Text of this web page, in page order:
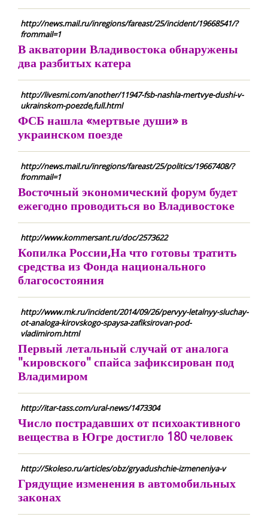
http://news.mail.ru/inregions/fareast/25/incident/19668541/?
frommail=1
В акватории Владивостока обнаружены
два разбитых катера
http://livesmi.com/another/11947-fsb-nashla-mertvye-dushi-v-
ukrainskom-poezde,full.html
ФСБ нашла «мертвые души» в
украинском поезде
http://news.mail.ru/inregions/fareast/25/politics/19667408/?
frommail=1
Восточный экономический форум будет
ежегодно проводиться во Владивостоке
http://www.kommersant.ru/doc/2573622
Копилка России,На что готовы тратить
средства из Фонда национального
благосостояния
http://www.mk.ru/incident/2014/09/26/pervyy-letalnyy-sluchay-
ot-analoga-kirovskogo-spaysa-zafiksirovan-pod-
vladimirom.html
Первый летальный случай от аналога
"кировского" спайса зафиксирован под
Владимиром
http://itar-tass.com/ural-news/1473304
Число пострадавших от психоактивного
вещества в Югре достигло 180 человек
http://5koleso.ru/articles/obz/gryadushchie-izmeneniya-v
Грядущие изменения в автомобильных
законах